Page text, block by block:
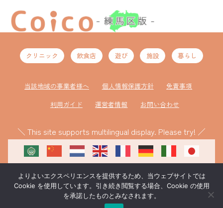
クリニック 飲食店 遊び 施設 暮らし
当該地域の事業者様へ 個人情報保護方針
免責事項
利用ガイド
運営者情報 お問い合わせ
＼ This site supports multilingual display. Please try! ／
ものづくり補助金により作成
よりよいエクスペリエンスを提供するため、当ウェブサイトでは
Cookie を使用しています。引き続き閲覧する場合、Cookie の使用
を承諾したものとみなされます。